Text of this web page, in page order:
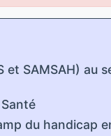
et SAMSAH)
du handicap